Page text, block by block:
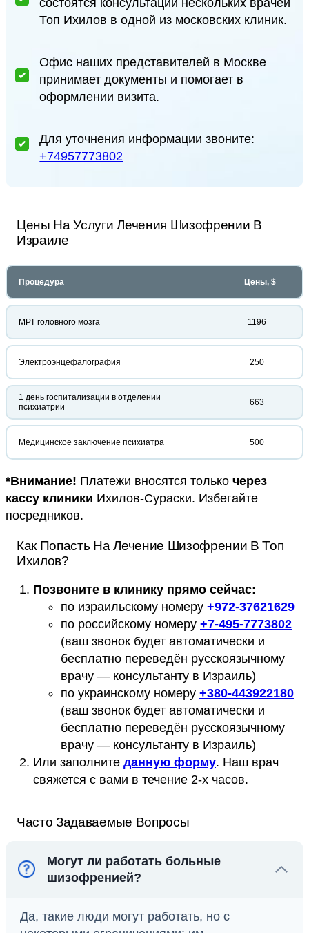
состоятся консультации нескольких врачей
Топ Ихилов в одной из московских клиник.
Офис наших представителей в Москве
принимает документы и помогает в
оформлении визита.
Для уточнения информации звоните:
+74957773802
Цены На Услуги Лечения Шизофрении В
Израиле
Процедура Цены, $
МРТ головного мозга 1196
Электроэнцефалография 250
1 день госпитализации в отделении
психиатрии
663
Медицинское заключение психиатра 500
*Внимание! Платежи вносятся только через
кассу клиники Ихилов-Сураски. Избегайте
посредников.
Как Попасть На Лечение Шизофрении В Топ
Ихилов?
Позвоните в клинику прямо сейчас:
по израильскому номеру +972-37621629
по российскому номеру +7-495-7773802
(ваш звонок будет автоматически и
бесплатно переведён русскоязычному
врачу — консультанту в Израиль)
по украинскому номеру +380-443922180
(ваш звонок будет автоматически и
бесплатно переведён русскоязычному
врачу — консультанту в Израиль)
Или заполните данную форму. Наш врач
свяжется с вами в течение 2-х часов.
Часто Задаваемые Вопросы
Могут ли работать больные
шизофренией?
Да, такие люди могут работать, но с